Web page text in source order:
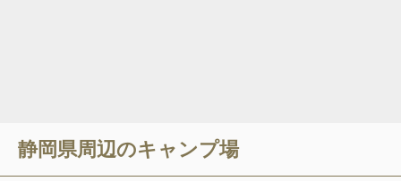
静岡県周辺のキャンプ場